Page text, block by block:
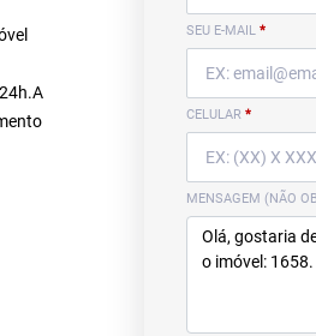
SEU E-MAIL *
CELULAR *
MENSAGEM (NÃO